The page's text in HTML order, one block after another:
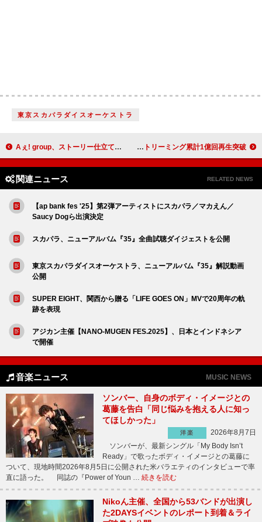
東京スカパラダイスオーケストラ
Aぇ! group、ストーリー仕立ての「Hello」MVゲリラ公開 1stアルバム『D.N.A』収録内容が決定 ロゼ ＆ ブルーノ・マーズ「APT.」洋楽史上最速ストリーミング累計1億回再生突破
関連ニュース RELATED NEWS
【ap bank fes '25】第2弾アーティストにスカパラ／マカえん／
Saucy Dogら出演決定
スカパラ、ニューアルバム『35』全曲試聴ダイジェストを公開
東京スカパラダイスオーケストラ、ニューアルバム『35』解説動画
公開
SUPER EIGHT、関西から贈る「LIFE GOES ON」MVで20周年の軌
跡を表現
アジカン主催【NANO-MUGEN FES.2025】、日本とインドネシア
で開催
音楽ニュース MUSIC NEWS
ソンバー、自身のボディ・イメージとの
葛藤を告白「同じ悩みを抱える人に知っ
てほしかった」
洋楽
2026年8月7日
ソンバーが、最新シングル「My Body Isn’t
Ready」で歌ったボディ・イメージとの葛藤に
ついて、現地時間2026年8月5日に公開された米バラエティのインタビューで率
直に語った。 同誌の『Power of Youn … 続きを読む
Nikoん主催、全国から53バンドが出演し
た2DAYSイベントのレポート到着＆ライ